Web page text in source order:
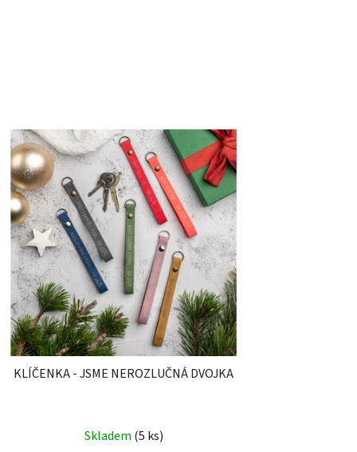
KLÍČENKA - JSME NEROZLUČNÁ DVOJKA
Skladem (5 ks)